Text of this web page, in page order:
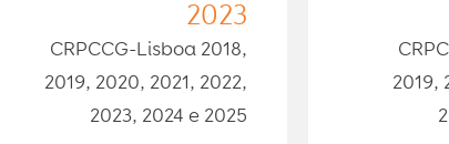
2019,
2023
CRPCCG-Lisboa 2018,
2019, 2020, 2021, 2022,
2023, 2024 e 2025